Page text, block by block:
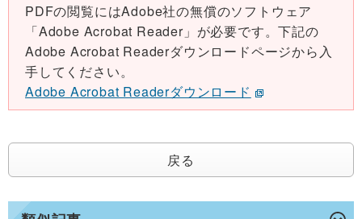
PDFの閲覧にはAdobe社の無償のソフトウェア
「Adobe Acrobat Reader」が必要です。下記の
Adobe Acrobat Readerダウンロードページから入
手してください。
Adobe Acrobat Readerダウンロード
戻る